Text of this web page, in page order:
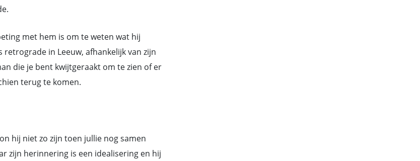
met hem is om te weten wat hij
in Leeuw, afhankelijk van zijn
die je bent kwijtgeraakt om te zien of er
terug te komen.
hij niet zo zijn toen jullie nog samen
zijn herinnering is een idealisering en hij